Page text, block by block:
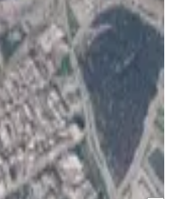
Arsa
· 45.402/m²· 10.07.2026
₺
Fevzi Cem Yüksel